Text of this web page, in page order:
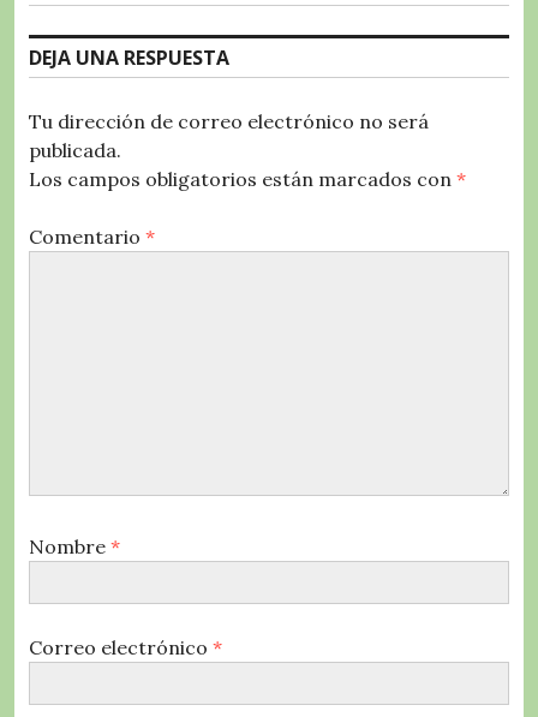
post:
DEJA UNA RESPUESTA
Tu dirección de correo electrónico no será
publicada.
Los campos obligatorios están marcados con *
Comentario *
Nombre *
Correo electrónico *